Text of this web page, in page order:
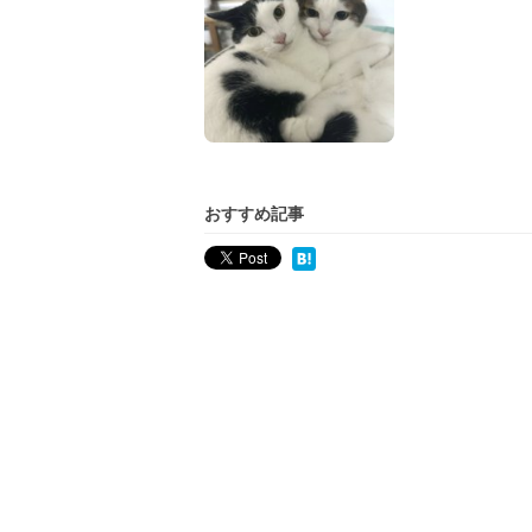
おすすめ記事